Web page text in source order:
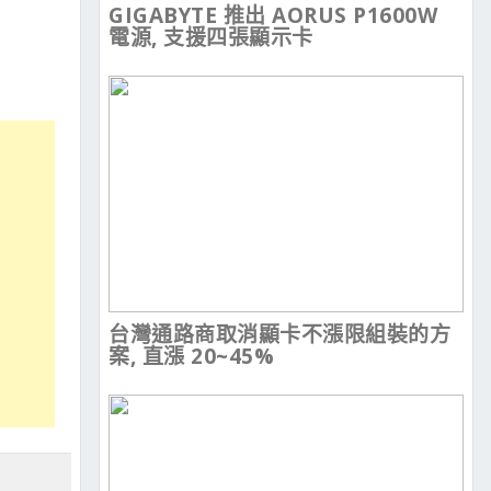
GIGABYTE 推出 AORUS P1600W
電源, 支援四張顯示卡
台灣通路商取消顯卡不漲限組裝的方
案, 直漲 20~45%